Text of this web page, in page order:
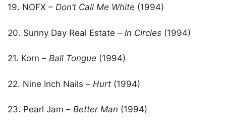
19. NOFX – Don’t Call Me White (1994)
20. Sunny Day Real Estate – In Circles (1994)
21. Korn – Ball Tongue (1994)
22. Nine Inch Nails – Hurt (1994)
23. Pearl Jam – Better Man (1994)